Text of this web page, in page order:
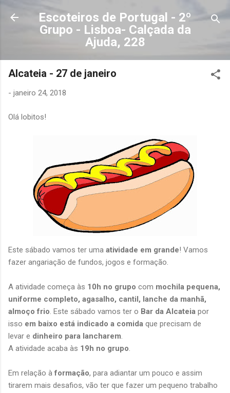
Avançar para o conteúdo principal
Escoteiros de Portugal - 2º
Grupo - Lisboa- Calçada da
Ajuda, 228
Alcateia - 27 de janeiro
- janeiro 24, 2018
Olá lobitos!
Este sábado vamos ter uma atividade em grande! Vamos
fazer angariação de fundos, jogos e formação.
A atividade começa às 10h no grupo com mochila pequena,
uniforme completo, agasalho, cantil, lanche da manhã,
almoço frio . Este sábado vamos ter o Bar da Alcateia por
isso em baixo está indicado a comida que precisam de
levar e dinheiro para lancharem
A atividade acaba às 19h no grupo
Em relação àformação, para adiantar um pouco e assim
tirarem mais desafios, vão ter que fazer um pequeno trabalho